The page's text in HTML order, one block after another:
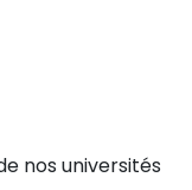
nos universités